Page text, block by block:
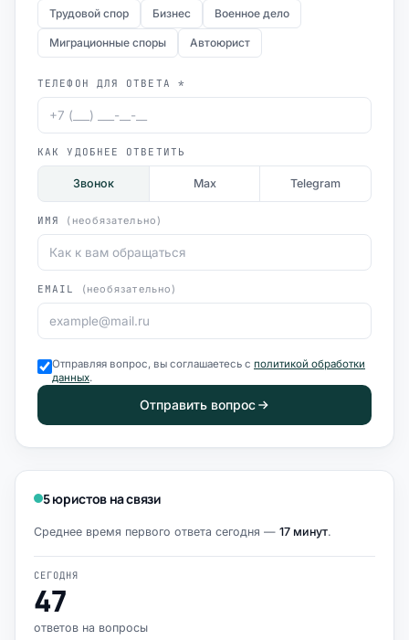
Трудовой спор Бизнес Военное дело
Миграционные споры Автоюрист
ТЕЛЕФОН ДЛЯ ОТВЕТА *
КАК УДОБНЕЕ ОТВЕТИТЬ
Звонок Max Telegram
ИМЯ (необязательно)
EMAIL (необязательно)
Отправляя вопрос, вы соглашаетесь с политикой обработки
данных.
Отправить вопрос
5 юристов на связи
Среднее время первого ответа сегодня — 17 минут.
СЕГОДНЯ
47
ответов на вопросы